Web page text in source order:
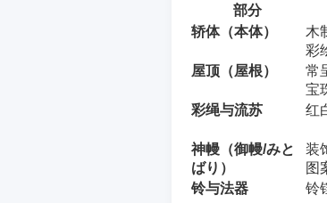
部分
轿体（本体）
木
彩
屋顶（屋根）
常
宝
彩绳与流苏 红
神幔（御幔/みと
ばり）
装
图
铃与法器 铃